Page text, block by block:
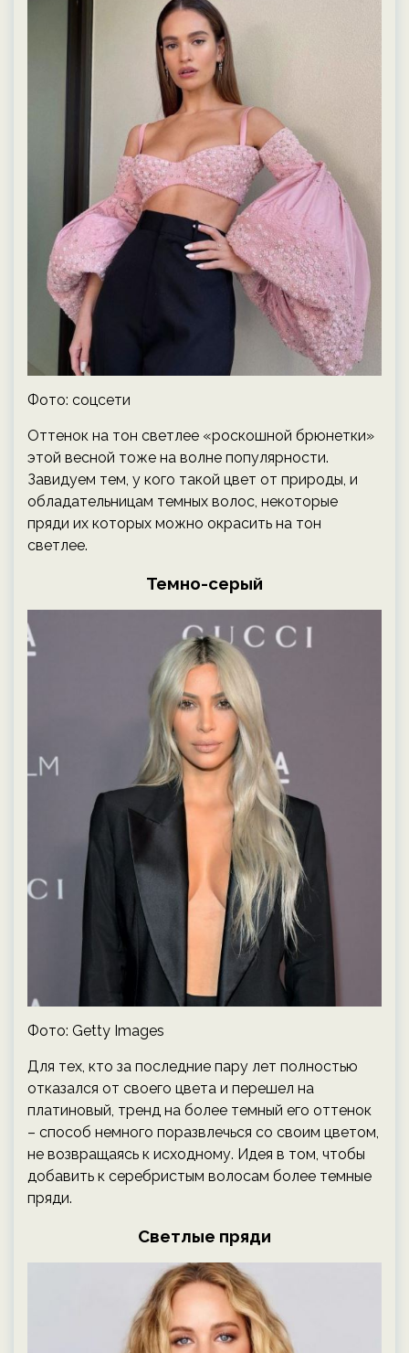
Фото: соцсети
Оттенок на тон светлее «роскошной брюнетки»
этой весной тоже на волне популярности.
Завидуем тем, у кого такой цвет от природы, и
обладательницам темных волос, некоторые
пряди их которых можно окрасить на тон
светлее.
Темно-серый
Фото: Getty Images
Для тех, кто за последние пару лет полностью
отказался от своего цвета и перешел на
платиновый, тренд на более темный его оттенок
– способ немного поразвлечься со своим цветом,
не возвращаясь к исходному. Идея в том, чтобы
добавить к серебристым волосам более темные
пряди.
Светлые пряди